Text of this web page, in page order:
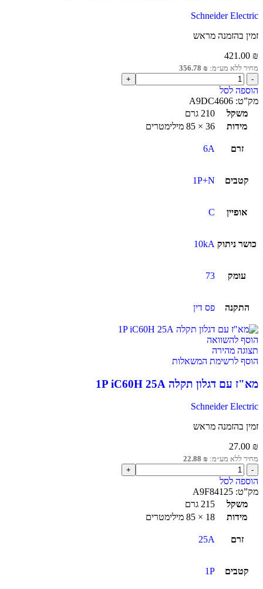
Schneider Electric
זמין בהזמנה מראש
421.00 ₪
מחיר ללא מע״מ: 356.78 ₪
הוספה לסל
מק”ט: A9DC4606
משקל
210 גרם
מידות
36 × 85 מילימטרים
זרם 6A
קטבים 1P+N
אופיין C
כושר ניתוק 10kA
עומק 73
התקנה פס דין
הוסף להשוואה
תצוגה מהירה
הוסף לרשימת המשאלות
מא"ז עם דגלון תקלה 1P iC60H 25A
Schneider Electric
זמין בהזמנה מראש
27.00 ₪
מחיר ללא מע״מ: 22.88 ₪
הוספה לסל
מק”ט: A9F84125
משקל
215 גרם
מידות
18 × 85 מילימטרים
זרם 25A
קטבים 1P